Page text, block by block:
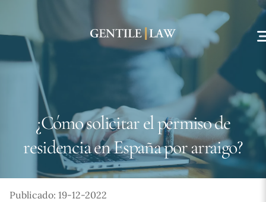
content
¿Cómo solicitar el permiso de
residencia en España por arraigo?
Publicado: 19-12-2022